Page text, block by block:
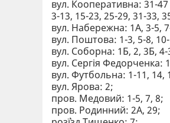
вул. Кооперативна: 31-
3-13, 15-23, 25-29, 31-33,
вул. Набережна: 1А, 3-5,
вул. Поштова: 1-3, 5-8,
вул. Соборна: 1Б, 2, 3Б,
вул. Сергія Федорченка:
вул. Футбольна: 1-11, 14,
вул. Ярова: 2;
пров. Медовий: 1-5, 7, 8;
пров. Родинний: 2А, 29;